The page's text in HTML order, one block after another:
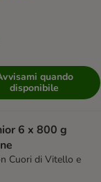
quando
disponibile
6 x 800 g
Cuori di Vitello e